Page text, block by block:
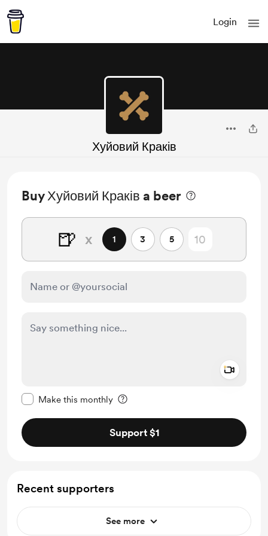
Login
Хуйовий Краків
Buy Хуйовий Краків a beer
🍺 x 1 3 5
Make this monthly
Support $1
Recent supporters
See more